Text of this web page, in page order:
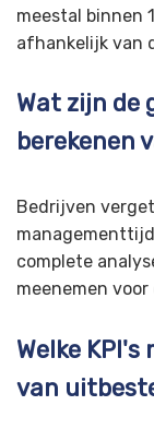
meestal binnen
afhankelijk van
Wat zijn de
berekenen
Bedrijven
complete
meenemen
Welke
van